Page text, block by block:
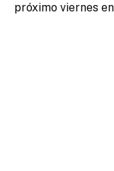
próximo viernes